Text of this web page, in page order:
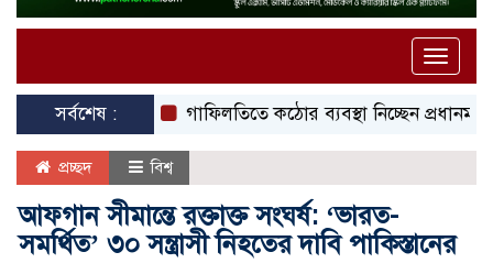
Toggle
সর্বশেষ :
গাফিলতিতে কঠোর ব্যবস্থা নিচ্ছেন প্রধানমন্ত্রী: রিজভী
প্রচ্ছদ বিশ্ব
আফগান সীমান্তে রক্তাক্ত সংঘর্ষ: ‘ভারত-
সমর্থিত’ ৩০ সন্ত্রাসী নিহতের দাবি পাকিস্তানের